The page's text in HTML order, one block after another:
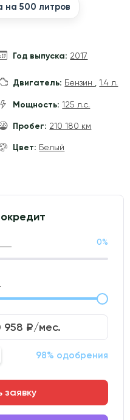
на 500 литров
Год выпуска: 2017
Двигатель: Бензин ,1.4 л.
Мощность: 125 л.с.
Пробег: 210 180 км
Цвет: Белый
0%
958 ₽/мес.
98% одобрения
заявку